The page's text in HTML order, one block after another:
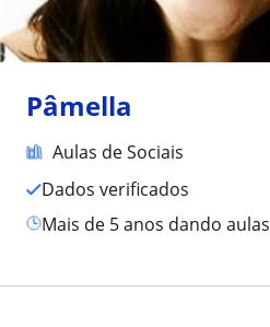
Pâmella
Aulas de Sociais
Dados verificados
mais de 5 anos dando aulas